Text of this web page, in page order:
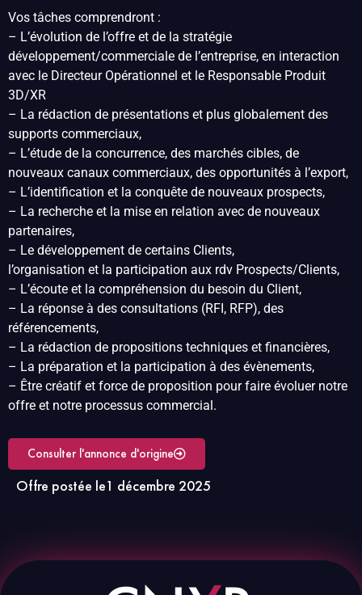
Vos tâches comprendront :
– L’évolution de l’offre et de la stratégie
développement/commerciale de l’entreprise, en interaction
avec le Directeur Opérationnel et le Responsable Produit
3D/XR
– La rédaction de présentations et plus globalement des
supports commerciaux,
– L’étude de la concurrence, des marchés cibles, de
nouveaux canaux commerciaux, des opportunités à l’export,
– L’identification et la conquête de nouveaux prospects,
– La recherche et la mise en relation avec de nouveaux
partenaires,
– Le développement de certains Clients,
l’organisation et la participation aux rdv Prospects/Clients,
– L’écoute et la compréhension du besoin du Client,
– La réponse à des consultations (RFI, RFP), des
référencements,
– La rédaction de propositions techniques et financières,
– La préparation et la participation à des évènements,
– Être créatif et force de proposition pour faire évoluer notre
offre et notre processus commercial.
Consulter l'annonce d'origine
Offre postée le1 décembre 2025